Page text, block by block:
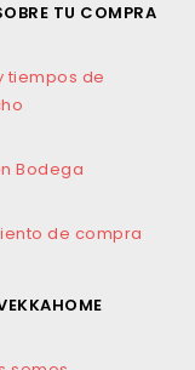
TU COMPRA
tiempos de
Bodega
de compra